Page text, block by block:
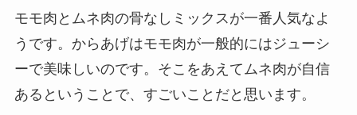
モモ肉とムネ肉の骨なしミックスが一番人気なよ
うです。からあげはモモ肉が一般的にはジューシ
ーで美味しいのです。そこをあえてムネ肉が自信
あるということで、すごいことだと思います。